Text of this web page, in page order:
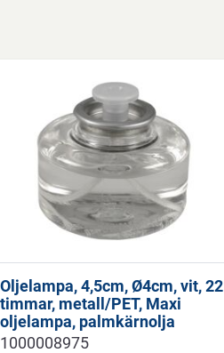
Oljelampa, 4,5cm, Ø4cm, vit, 22
timmar, metall/PET, Maxi
oljelampa, palmkärnolja
1000008975